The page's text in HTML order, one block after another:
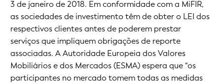
3 de janeiro de 2018. Em conformidade com a MiFIR,
as sociedades de investimento têm de obter o LEI dos
respectivos clientes antes de poderem prestar
serviços que impliquem obrigações de reporte
associadas. A Autoridade Europeia dos Valores
Mobiliários e dos Mercados (ESMA) espera que “os
participantes no mercado tomem todas as medidas